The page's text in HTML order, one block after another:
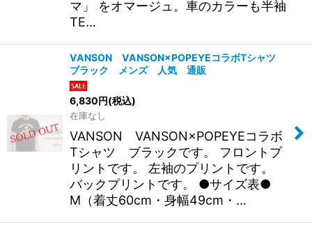
マ」 をオマージュ。車のカラーも半袖
TE…
VANSON VANSON×POPEYEコラボTシャツ
ブラック メンズ 人気 通販
6,830円(税込)
在庫なし
VANSON VANSON×POPEYEコラボ
Tシャツ ブラックです。 フロントプ
リントです。 左袖のプリントです。
バックプリントです。 ●サイズ表●
M（着丈60cm・身幅49cm・…